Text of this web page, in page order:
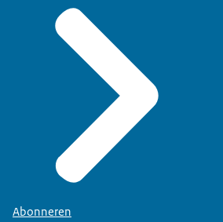
Abonneren